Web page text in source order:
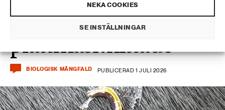
NEKA COOKIES
SE INSTÄLLNINGAR
Två nya arter av
plattmask hittade
BIOLOGISK MÅNGFALD PUBLICERAD 1 JULI 2026